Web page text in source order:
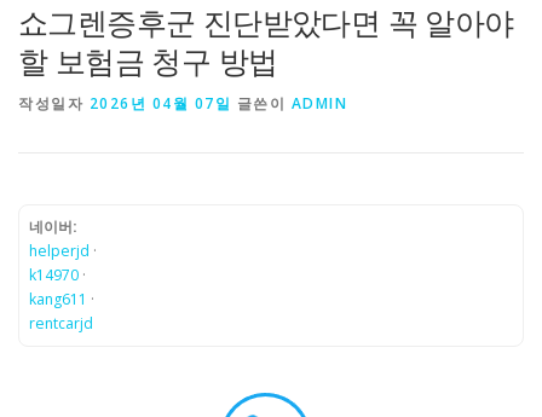
쇼그렌증후군 진단받았다면 꼭 알아야
할 보험금 청구 방법
작성일자 2026년 04월 07일 글쓴이 ADMIN
네이버:
helperjd ·
k14970 ·
kang611 ·
rentcarjd